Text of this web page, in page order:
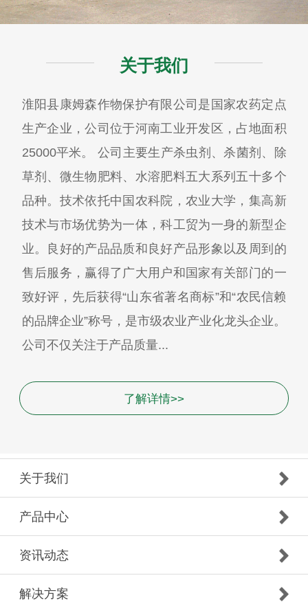
关于我们
淮阳县康姆森作物保护有限公司是国家农药定点
生产企业，公司位于河南工业开发区，占地面积
25000平米。 公司主要生产杀虫剂、杀菌剂、除
草剂、微生物肥料、水溶肥料五大系列五十多个
品种。技术依托中国农科院，农业大学，集高新
技术与市场优势为一体，科工贸为一身的新型企
业。良好的产品品质和良好产品形象以及周到的
售后服务，赢得了广大用户和国家有关部门的一
致好评，先后获得“山东省著名商标”和“农民信赖
的品牌企业”称号，是市级农业产业化龙头企业。
公司不仅关注于产品质量...
了解详情>>
关于我们
产品中心
资讯动态
解决方案